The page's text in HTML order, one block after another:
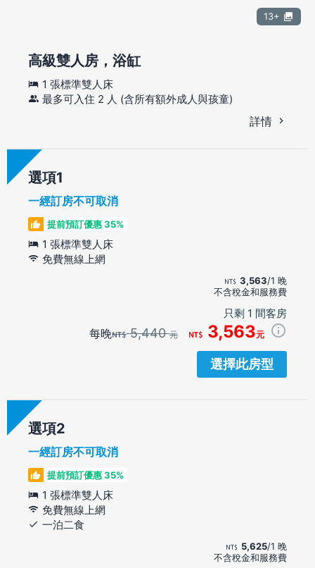
13+
高級雙人房，浴缸
1 張標準雙人床
最多可入住 2 人 (含所有額外成人與孩童)
詳情
選項
一經訂房不可取消
提前預訂優惠 35%
1 張標準雙人床
免費無線上網
3,563/1 晚
不含稅金和服務費
只剩 1 間客房
每晚 5,440元 3,563元
選擇此房型
選項
一經訂房不可取消
提前預訂優惠 35%
1 張標準雙人床
免費無線上網
一泊二食
5,625/1 晚
不含稅金和服務費